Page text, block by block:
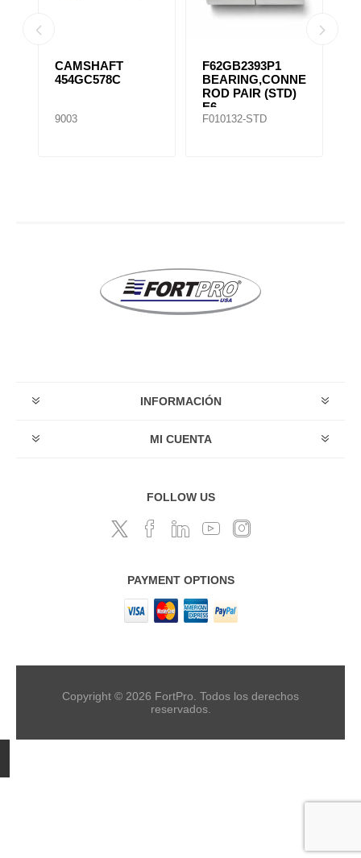
CAMSHAFT
454GC578C
9003
F62GB2393P1
BEARING,CONNECTING
ROD PAIR (STD)
E6
F010132-STD
INFORMACIÓN
MI CUENTA
FOLLOW US
PAYMENT OPTIONS
Copyright © 2026 FortPro. Todos los derechos
reservados.